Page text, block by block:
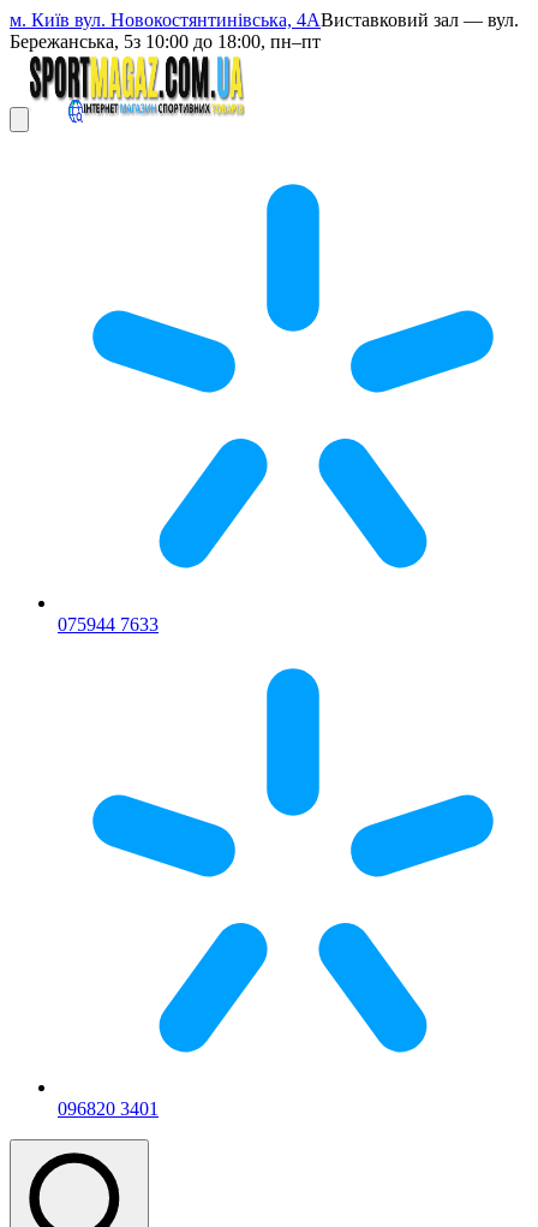
м. Київ вул. Новокостянтинівська, 4АВиставковий зал — вул.
Бережанська, 5з 10:00 до 18:00, пн–пт
075944 7633
096820 3401